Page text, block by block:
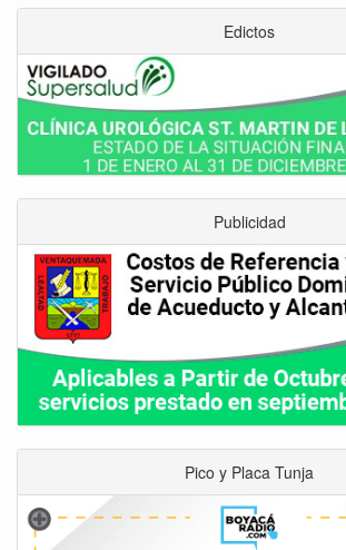
Edictos
Publicidad
Pico y Placa Tunja